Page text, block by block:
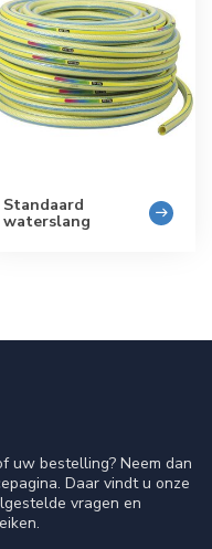
Standaard
waterslang
uw bestelling? Neem dan
Daar vindt u onze
vragen en